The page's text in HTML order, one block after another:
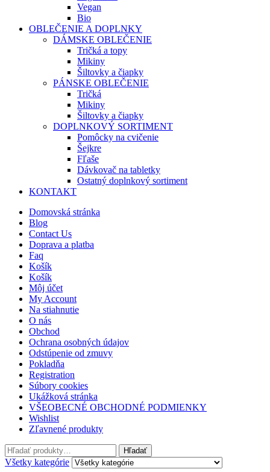
Vegan
Bio
OBLEČENIE A DOPLNKY
DÁMSKE OBLEČENIE
Tričká a topy
Mikiny
Šiltovky a čiapky
PÁNSKE OBLEČENIE
Tričká
Mikiny
Šiltovky a čiapky
DOPLNKOVÝ SORTIMENT
Pomôcky na cvičenie
Šejkre
Fľaše
Dávkovač na tabletky
Ostatný doplnkový sortiment
KONTAKT
Domovská stránka
Blog
Contact Us
Doprava a platba
Faq
Košík
Košík
Môj účet
My Account
Na stiahnutie
O nás
Obchod
Ochrana osobných údajov
Odstúpenie od zmuvy
Pokladňa
Registration
Súbory cookies
Ukážková stránka
VŠEOBECNÉ OBCHODNÉ PODMIENKY
Wishlist
Zľavnené produkty
Hľadať:
Hľadať
Všetky kategórie